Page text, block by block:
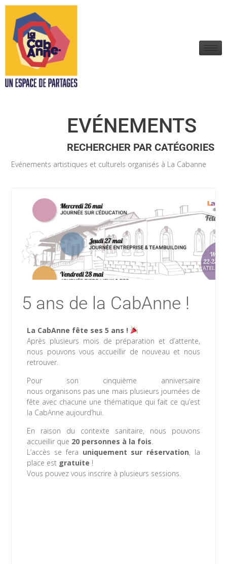
EVÉNEMENTS
RECHERCHER PAR CATÉGORIES
Evénements artistiques et culturels organisés à La Cabanne
5 ans de la CabAnne !
La CabAnne fête ses 5 ans !
Après plusieurs mois de préparation et d’attente,
nous pouvons vous accueillir de nouveau et nous
retrouver.
Pour son cinquième anniversaire
nous organisons pas une mais plusieurs journées de
fête avec chacune une thématique qui fait ce qu’est
la CabAnne aujourd’hui.
En raison du contexte sanitaire, nous pouvons
accueillir que 20 personnes à la fois
L’accès se fera uniquement sur réservation, la
place est gratuite !
Vous pouvez vous inscrire à plusieurs sessions.